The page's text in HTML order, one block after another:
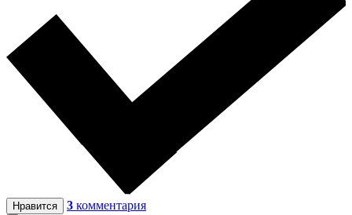
Нравится 3 комментария